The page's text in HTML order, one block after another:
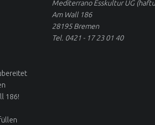
186!
Mediterrano Esskultur UG
Am Wall 186
28195 Bremen
Tel. 0421 - 17 23 01 40